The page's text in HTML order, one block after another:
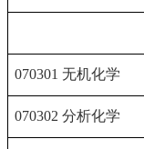
070301 无机化学
070302 分析化学